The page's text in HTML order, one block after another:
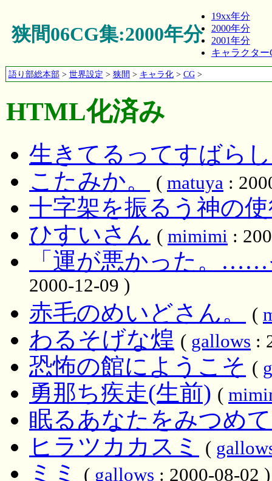
狭間06CG集:2000年分
19xx年分
2000年分
2001年分
キャラクター
語り部総本部> 世界設定 > 狭間 > キャラ化> CG>
HTML化済み
生きてるってすばら
こたみか。
( matuya :
十字架を振るう神の
ひすいさん ( mimimi :
「運が悪かった。
2000-12-09 )
赤毛のめいどさん。
(
わるそげな煌 ( gallows :
恐怖の館にようこそ (
勇那ち疾走(生前) (
眠るあなたをみつめ
ヒラツカカスミ
(
ミミ ( gallows : 2000-08-02 )